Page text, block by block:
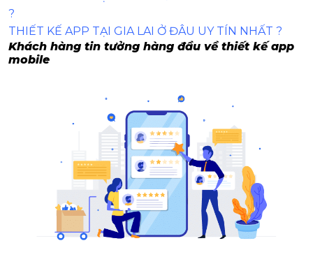
?
THIẾT KẾ APP TẠI GIA LAI Ở ĐÂU UY TÍN NHẤT ?
Khách hàng tin tưởng hàng đầu về thiết kế app
mobile